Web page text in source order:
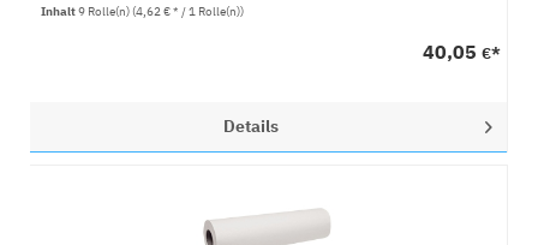
Inhalt9 Rolle(n)(4,62 € * / 1 Rolle(n))
40,05 €*
Details